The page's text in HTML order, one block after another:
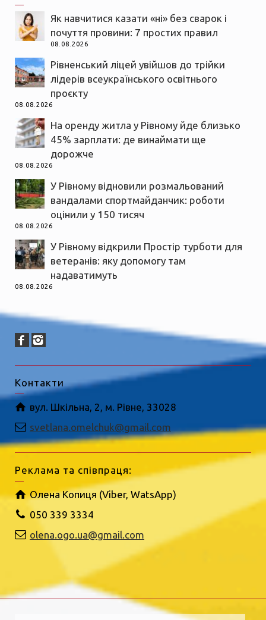
Як навчитися казати «ні» без сварок і
почуття провини: 7 простих правил
08.08.2026
Рівненський ліцей увійшов до трійки
лідерів всеукраїнського освітнього
проєкту
08.08.2026
На оренду житла у Рівному йде близько
45% зарплати: де винаймати ще
дорожче
08.08.2026
У Рівному відновили розмальований
вандалами спортмайданчик: роботи
оцінили у 150 тисяч
08.08.2026
У Рівному відкрили Простір турботи для
ветеранів: яку допомогу там
надаватимуть
08.08.2026
Контакти
вул. Шкільна, 2, м. Рівне, 33028
svetlana.omelchuk@gmail.com
Реклама та співпраця:
Олена Копиця (Viber, WatsApp)
050 339 3334
olena.ogo.ua@gmail.com